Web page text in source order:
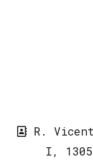
R.
I,